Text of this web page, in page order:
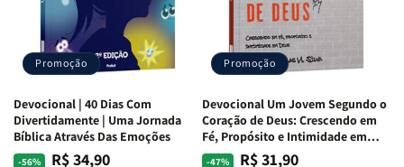
Teológica
Penkal
Teológica
Penkal
Promoção
Devocional | 40 Dias Com
Divertidamente | Uma Jornada
Bíblica Através Das Emoções
-56%
Preço
PreçoR$ 34,90
Promoção
Devocional Um Jovem Segundo o
Coração de Deus: Crescendo em
Fé, Propósito e Intimidade em
Deus
-47%
Preço
PreçoR$ 31,90